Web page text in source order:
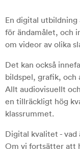
En digital utbildning
för ändamålet, och
om videor av olika
Det kan också
bildspel, grafik, och
Allt audiovisuellt
en tillräckligt hög
klassrummet.
Digital kvalitet - vad
Om vi fortsätter att